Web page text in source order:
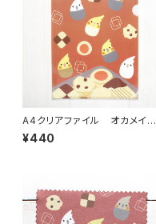
A4クリアファイル オカメイン
コ クッキー
¥440